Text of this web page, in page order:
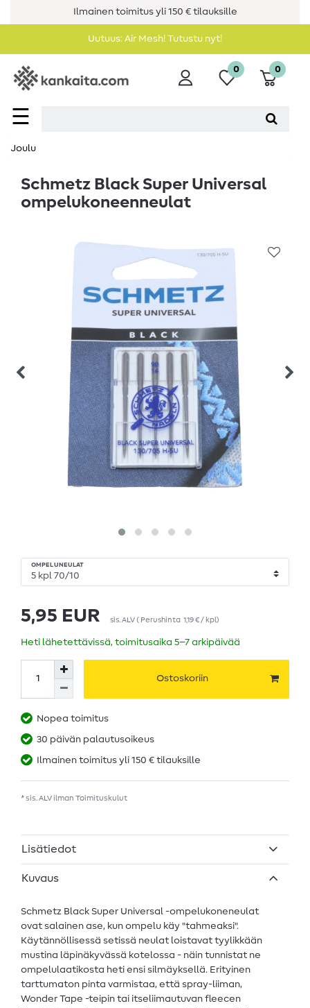
Ilmainen toimitus yli 150 € tilauksille
Uutuus: Air Mesh! Tutustu nyt!
☰
0 0
Joulu
Schmetz Black Super Universal
ompelukoneenneulat
OMPELUNEULAT
5,95 EUR sis. ALV( Perushinta 1,19 € / kpl )
Heti lähetettävissä, toimitusaika 5–7 arkipäivää
Ostoskoriin
Nopea toimitus
30 päivän palautusoikeus
Ilmainen toimitus yli 150 € tilauksille
* sis. ALV ilman Toimituskulut
Lisätiedot
Kuvaus
Schmetz Black Super Universal -ompelukoneneulat
ovat salainen ase, kun ompelu käy "tahmeaksi".
Käytännöllisessä setissä neulat loistavat tyylikkään
mustina läpinäkyvässä kotelossa - näin tunnistat ne
ompelulaatikosta heti ensi silmäyksellä. Erityinen
tarttumaton pinta varmistaa, että spray-liiman,
Wonder Tape -teipin tai itseliimautuvan fleecen